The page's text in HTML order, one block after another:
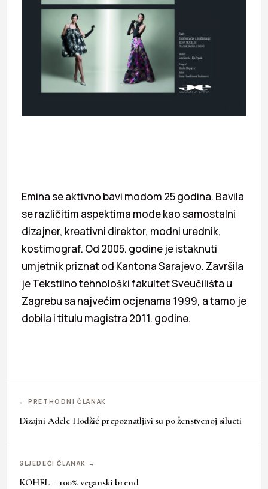
Emina se aktivno bavi modom 25 godina. Bavila
se različitim aspektima mode kao samostalni
dizajner, kreativni direktor, modni urednik,
kostimograf. Od 2005. godine je istaknuti
umjetnik priznat od Kantona Sarajevo. Završila
je Tekstilno tehnološki fakultet Sveučilišta u
Zagrebu sa najvećim ocjenama 1999, a tamo je
dobila i titulu magistra 2011. godine.
← PRETHODNI ČLANAK
Dizajni Adele Hodžić prepoznatljivi su po ženstvenoj silueti
SLJEDEĆI ČLANAK →
KOHEL – 100% veganski brend